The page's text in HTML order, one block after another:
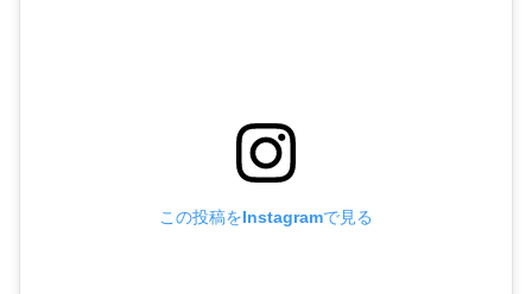
この投稿をInstagramで見る